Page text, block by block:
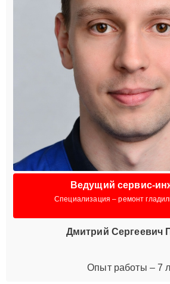
Ведущий сервис-
Специализация – ремонт
Дмитрий Сергеевич
Опыт работы – 7